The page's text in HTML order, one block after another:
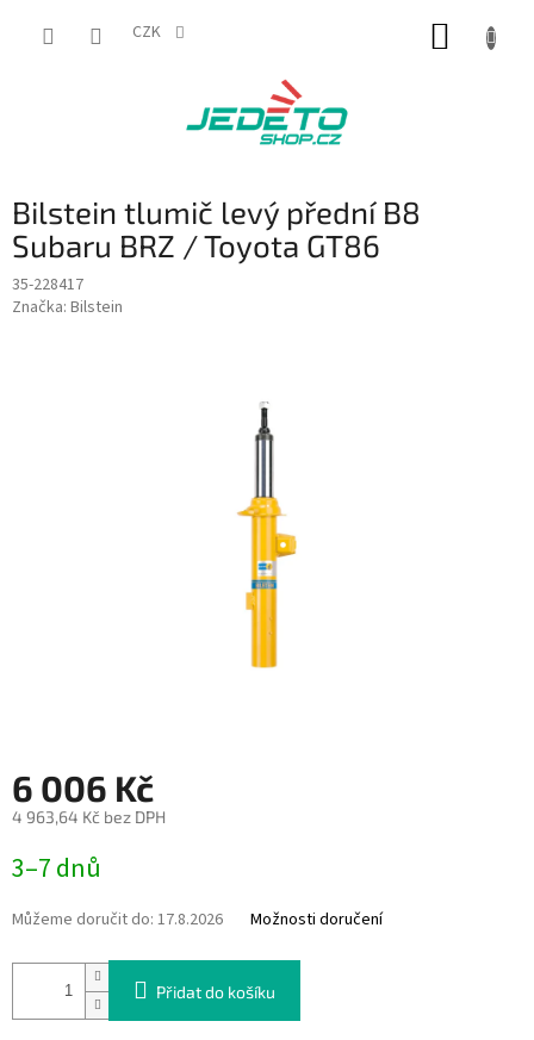
CZK
Bilstein tlumič levý přední B8
Subaru BRZ / Toyota GT86
35-228417
Značka: Bilstein
6 006 Kč
4 963,64 Kč bez DPH
cena:
3–7 dnů
Můžeme doručit do: 17.8.2026 Možnosti doručení
Přidat do košíku